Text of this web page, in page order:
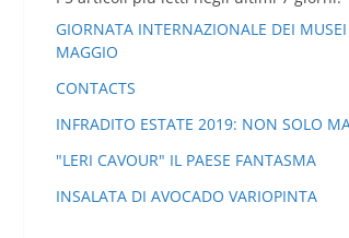
GIORNATA INTERNAZIONALE DEI
MAGGIO
CONTACTS
INFRADITO ESTATE 2019: NON SOLO
"LERI CAVOUR" IL PAESE FANTASMA
INSALATA DI AVOCADO VARIOPINTA